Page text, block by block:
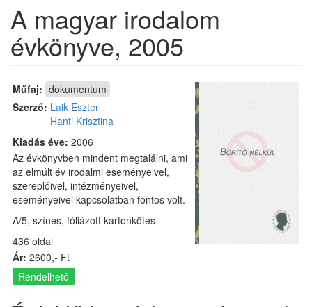
A magyar irodalom
évkönyve, 2005
Műfaj: dokumentum
Szerző: Laik Eszter
Hanti Krisztina
Kiadás éve: 2006
Az évkönyvben mindent megtalálni, ami
az elmúlt év irodalmi eseményeivel,
szereplőivel, intézményeivel,
eseményeivel kapcsolatban fontos volt.
A/5, színes, fóliázott kartonkötés
436 oldal
Ár: 2600,- Ft
Rendelhető